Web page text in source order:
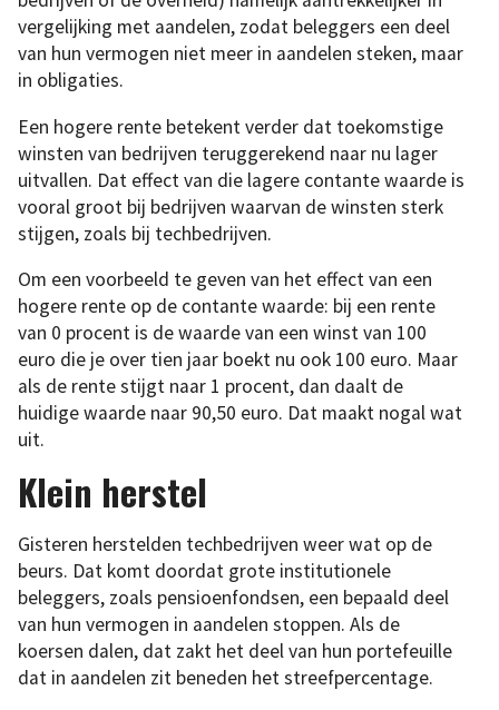
vergelijking met aandelen, zodat beleggers een deel
van hun vermogen niet meer in aandelen steken, maar
in obligaties.
Een hogere rente betekent verder dat toekomstige
winsten van bedrijven teruggerekend naar nu lager
uitvallen. Dat effect van die lagere contante waarde is
vooral groot bij bedrijven waarvan de winsten sterk
stijgen, zoals bij techbedrijven.
Om een voorbeeld te geven van het effect van een
hogere rente op de contante waarde: bij een rente
van 0 procent is de waarde van een winst van 100
euro die je over tien jaar boekt nu ook 100 euro. Maar
als de rente stijgt naar 1 procent, dan daalt de
huidige waarde naar 90,50 euro. Dat maakt nogal wat
uit.
Klein herstel
Gisteren herstelden techbedrijven weer wat op de
beurs. Dat komt doordat grote institutionele
beleggers, zoals pensioenfondsen, een bepaald deel
van hun vermogen in aandelen stoppen. Als de
koersen dalen, dat zakt het deel van hun portefeuille
dat in aandelen zit beneden het streefpercentage.